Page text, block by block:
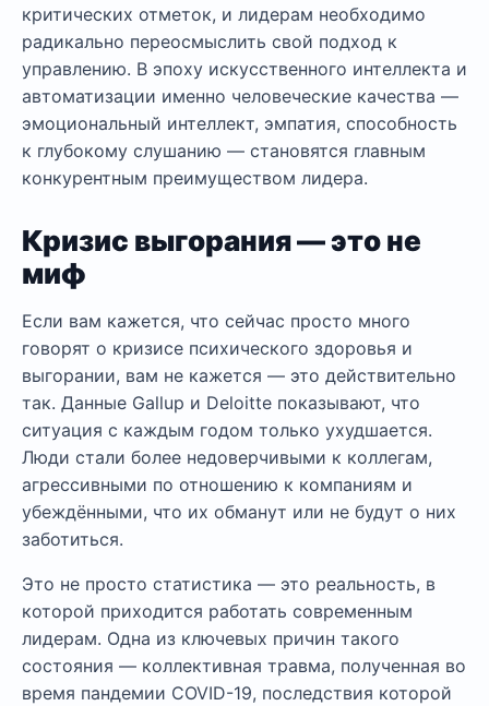
критических отметок, и лидерам необходимо
радикально переосмыслить свой подход к
управлению. В эпоху искусственного интеллекта и
автоматизации именно человеческие качества —
эмоциональный интеллект, эмпатия, способность
к глубокому слушанию — становятся главным
конкурентным преимуществом лидера.
Кризис выгорания — это не
миф
Если вам кажется, что сейчас просто много
говорят о кризисе психического здоровья и
выгорании, вам не кажется — это действительно
так. Данные Gallup и Deloitte показывают, что
ситуация с каждым годом только ухудшается.
Люди стали более недоверчивыми к коллегам,
агрессивными по отношению к компаниям и
убеждёнными, что их обманут или не будут о них
заботиться.
Это не просто статистика — это реальность, в
которой приходится работать современным
лидерам. Одна из ключевых причин такого
состояния — коллективная травма, полученная во
время пандемии COVID-19, последствия которой